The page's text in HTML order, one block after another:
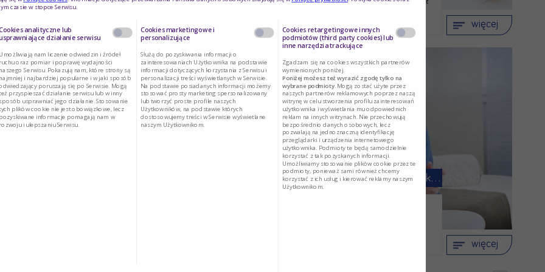
½ szt.
więcej
Cukrzyca insulinozależna i cukrzyca …
więcej
czasie w stopce Serwisu.
analityczne lub
działanie serwisu
Umożliwiają nam liczenie odwiedzin i źródeł
ruchu oraz pomiar i poprawę wydajności
naszego Serwisu. Pokazują nam, które strony są
najmniej i najbardziej popularne i w jaki sposób
poruszają się po Serwisie. Mogą
przyspieszać działanie serwisu lub w inny
sposób usprawniać jego działanie. Stosowanie
plików cookie nie jest obowiązkowe, lecz
pozyskiwane informacje pomagają nam w
rozwoju i ulepszaniu Serwisu.
Cookies marketingowe i
personalizujące
Służą do pozyskiwania informacji o
zainteresowaniach Użytkownika na podstawie
informacji dotyczących korzystania z Serwisu i
personalizacji treści wyświetlanych w Serwisie.
Na podstawie posiadanych informacji możemy
stosować prosty marketing spersonalizowany
lub tworzyć proste profile naszych
Użytkowników, na podstawie których
dostosowujemy treści w Serwisie wyświetlane
naszym Użytkownikom.
Cookies retargetingowe innych
podmiotów (third party cookies) lub
inne narzędzia trackujące
Zgadzam się na cookies wszystkich partnerów
wymienionych poniżej.
Poniżej możesz też wyrazić zgodę tylko na
wybrane podmioty. Mogą zostać użyte przez
naszych partnerów reklamowych poprzez naszą
witrynę w celu stworzenia profilu zainteresowań
użytkownika i wyświetlania mu odpowiednich
reklam na innych witrynach. Nie przechowują
bezpośrednio danych osobowych, lecz
pozwalają na jednoznaczną identyfikację
przeglądarki i urządzenia internetowego
użytkownika. Podmioty te będą samodzielnie
korzystać z tak pozyskanych informacji.
Umożliwiamy stosowanie plików cookie przez te
podmioty, ponieważ sami również chcemy
korzystać z ich usług i kierować reklamy naszym
Użytkownikom.